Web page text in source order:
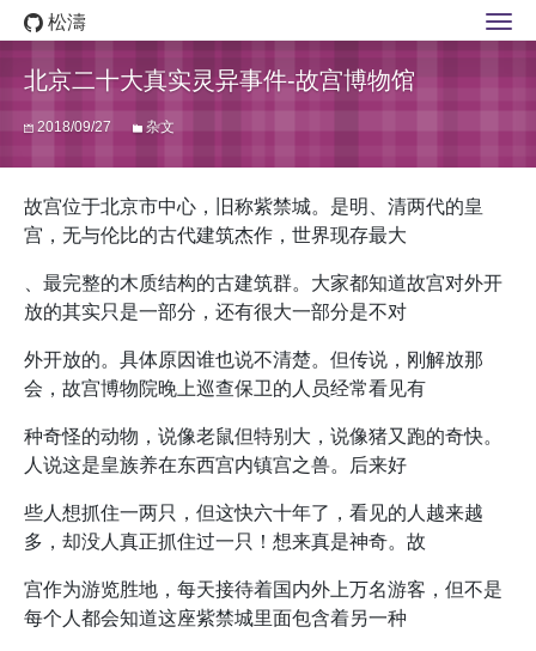
松濤
北京二十大真实灵异事件-故宫博物馆
2018/09/27 杂文
故宫位于北京市中心，旧称紫禁城。是明、清两代的皇
宫，无与伦比的古代建筑杰作，世界现存最大
、最完整的木质结构的古建筑群。大家都知道故宫对外开
放的其实只是一部分，还有很大一部分是不对
外开放的。具体原因谁也说不清楚。但传说，刚解放那
会，故宫博物院晚上巡查保卫的人员经常看见有
种奇怪的动物，说像老鼠但特别大，说像猪又跑的奇快。
人说这是皇族养在东西宫内镇宫之兽。后来好
些人想抓住一两只，但这快六十年了，看见的人越来越
多，却没人真正抓住过一只！想来真是神奇。故
宫作为游览胜地，每天接待着国内外上万名游客，但不是
每个人都会知道这座紫禁城里面包含着另一种